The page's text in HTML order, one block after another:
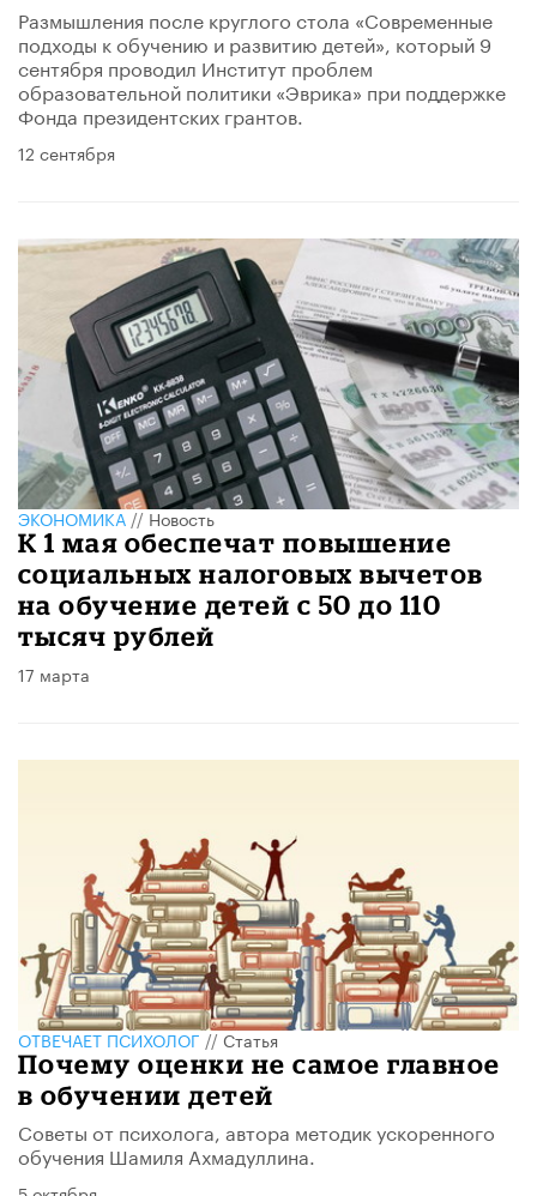
Размышления после круглого стола «Современные
подходы к обучению и развитию детей», который 9
сентября проводил Институт проблем
образовательной политики «Эврика» при поддержке
Фонда президентских грантов.
12 сентября
ЭКОНОМИКА//Новость
К 1 мая обеспечат повышение
социальных налоговых вычетов
на обучение детей с 50 до 110
тысяч рублей
17 марта
ОТВЕЧАЕТ ПСИХОЛОГ//Статья
Почему оценки не самое главное
в обучении детей
Советы от психолога, автора методик ускоренного
обучения Шамиля Ахмадуллина.